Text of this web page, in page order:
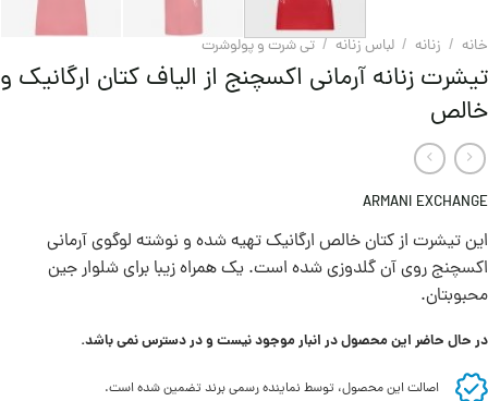
خانه / زنانه / لباس زنانه / تی شرت و پولوشرت
تیشرت زنانه آرمانی اکسچنج از الیاف کتان ارگانیک و
خالص
ARMANI EXCHANGE
این تیشرت از کتان خالص ارگانیک تهیه شده و نوشته لوگوی آرمانی
اکسچنج روی آن گلدوزی شده است. یک همراه زیبا برای شلوار جین
محبوبتان.
در حال حاضر این محصول در انبار موجود نیست و در دسترس نمی باشد.
اصالت این محصول، توسط نماینده رسمی برند تضمین شده است.